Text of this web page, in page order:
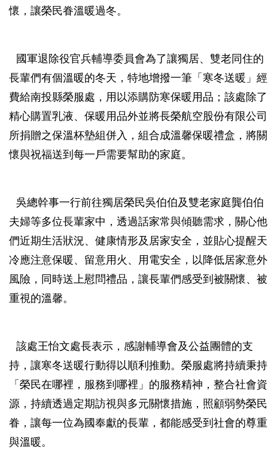
懷，讓榮民眷溫暖過冬。
國軍退除役官兵輔導委員會為了讓獨居、雙老同住的
長輩們有個溫暖的冬天，特地增撥一筆「寒冬送暖」經
費給南投縣榮服處，用以添購防寒保暖用品；該處除了
精心購置乳液、保暖用品外並將長榮航空股份有限公司
所捐贈之保溫杯墊組併入，組合成溫馨保暖禮盒，將關
懷與祝福送到每一戶需要幫助的家庭。
吳總幹事一行前往獨居榮民吳伯伯及雙老家庭龔伯伯
夫婦等多位長輩家中，透過話家常與傾聽需求，關心他
們近期生活狀況、健康情形及居家安全，並貼心提醒天
冷應注意保暖、留意用火、用電安全，以降低居家意外
風險，同時送上慰問禮品，讓長輩們感受到被關懷、被
重視的溫馨。
該處王怡文處長表示，感謝輔導會及公益團體的支
持，讓寒冬送暖行動得以順利推動。榮服處將持續秉持
「榮民在哪裡，服務到哪裡」的服務精神，整合社會資
源，持續透過定期訪視與多元關懷措施，照顧弱勢榮民
眷，讓每一位為國奉獻的長輩，都能感受到社會的尊重
與溫暖。